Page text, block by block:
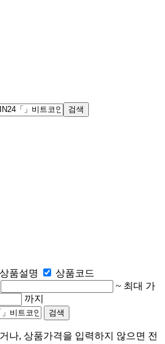
상품설명 상품코드
~ 최대 가
까지
나, 상품가격을 입력하지 않으면 전